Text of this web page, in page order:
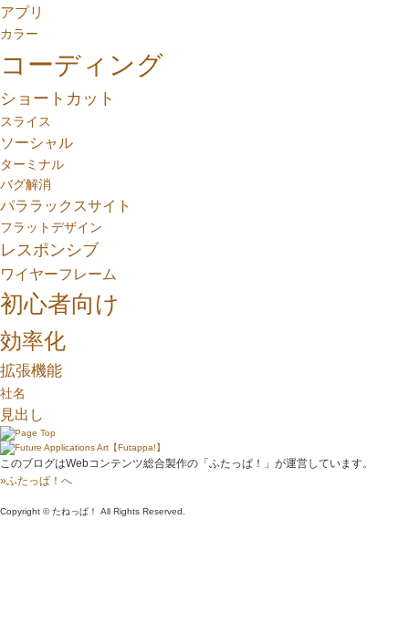
アプリ
カラー
コーディング
ショートカット
スライス
ソーシャル
ターミナル
バグ解消
パララックスサイト
フラットデザイン
レスポンシブ
ワイヤーフレーム
初心者向け
効率化
拡張機能
社名
見出し
このブログはWebコンテンツ総合製作の「ふたっぱ！」が運営しています。
»ふたっぱ！へ
Copyright © たねっぱ！ All Rights Reserved.